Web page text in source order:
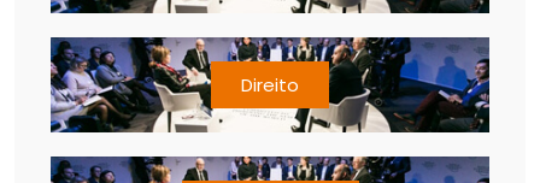
Direito